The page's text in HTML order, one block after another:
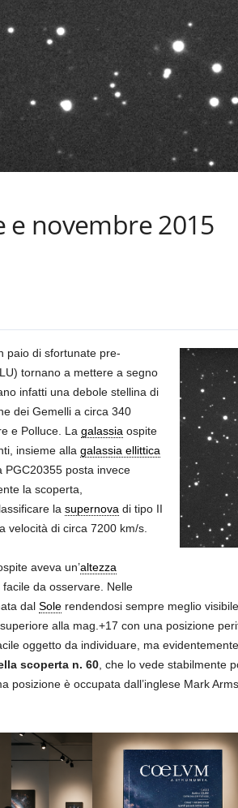
e novembre 2015
paio di sfortunate pre-
tornano a mettere a segno
infatti una debole stellina di
dei Gemelli a circa 340
e Polluce. La galassiaospite
insieme alla galassia ellittica
posta invece
la scoperta,
la supernovadi tipo II
velocità di circa 7200 km/s.
aveva un’altezza
facile da osservare. Nelle
dal Solerendendosi sempre meglio
alla mag.+17 con una posizione
oggetto da individuare, ma
scoperta n. 60, che lo vede stabilmente
posizione è occupata dall’inglese Mark